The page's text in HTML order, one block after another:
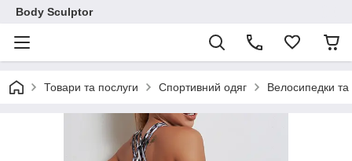
Body Sculptor
Товари та послуги Спортивний одяг Велосипедки